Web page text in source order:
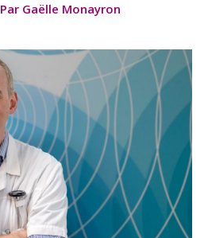
Par Gaëlle Monayron